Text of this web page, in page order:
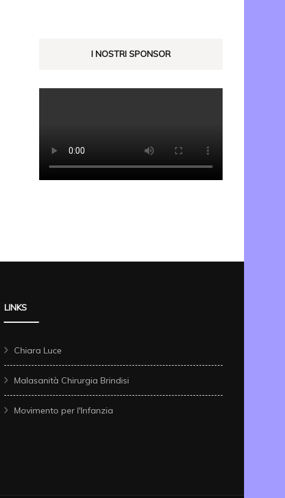
I NOSTRI SPONSOR
LINKS
Chiara Luce
Malasanità Chirurgia Brindisi
Movimento per l'Infanzia